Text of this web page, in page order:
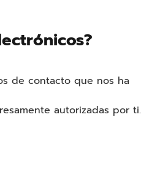
de contacto que nos ha
autorizadas por ti.